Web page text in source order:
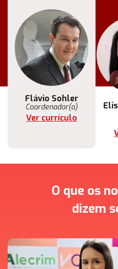
Flávio Sohler
Coordenador(a)
Ver currículo
O que os
dizem